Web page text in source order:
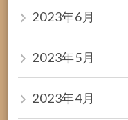
2023年6月
2023年5月
2023年4月